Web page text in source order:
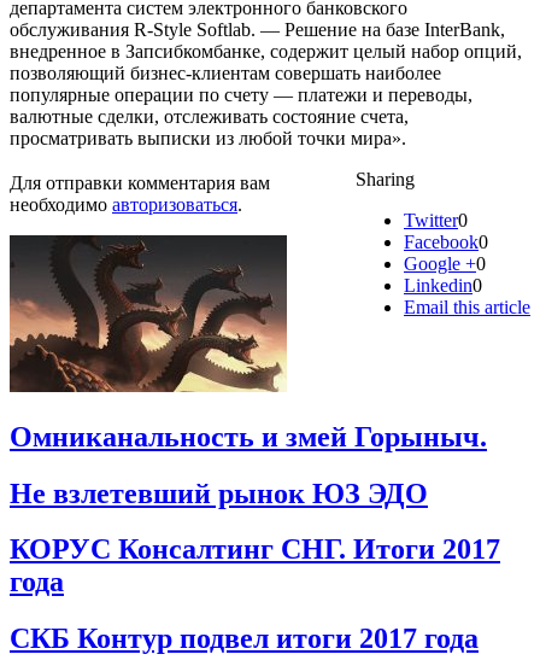
департамента систем электронного банковского
обслуживания R-Style Softlab. — Решение на базе InterBank,
внедренное в Запсибкомбанке, содержит целый набор опций,
позволяющий бизнес-клиентам совершать наиболее
популярные операции по счету — платежи и переводы,
валютные сделки, отслеживать состояние счета,
просматривать выписки из любой точки мира».
Sharing
Twitter0
Facebook0
Google +0
Linkedin0
Email this article
Для отправки комментария вам
необходимо авторизоваться.
Омниканальность и змей Горыныч.
Не взлетевший рынок ЮЗ ЭДО
КОРУС Консалтинг СНГ. Итоги 2017
года
СКБ Контур подвел итоги 2017 года